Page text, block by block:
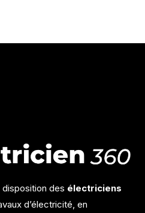
des électriciens
d’électricité, en